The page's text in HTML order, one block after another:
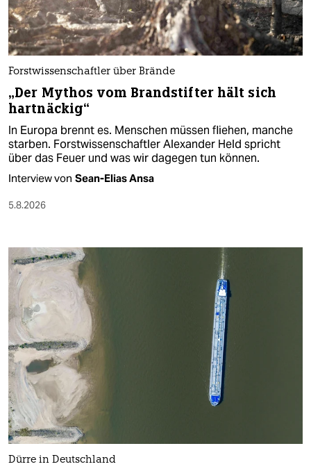
Forstwissenschaftler über Brände
„Der Mythos vom Brandstifter hält sich
hartnäckig“
In Europa brennt es. Menschen müssen fliehen, manche
starben. Forstwissenschaftler Alexander Held spricht
über das Feuer und was wir dagegen tun können.
Interview von Sean-Elias Ansa
5.8.2026
Dürre in Deutschland